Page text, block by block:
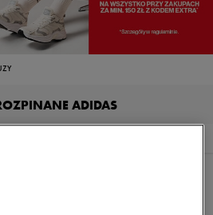
ADIDAS